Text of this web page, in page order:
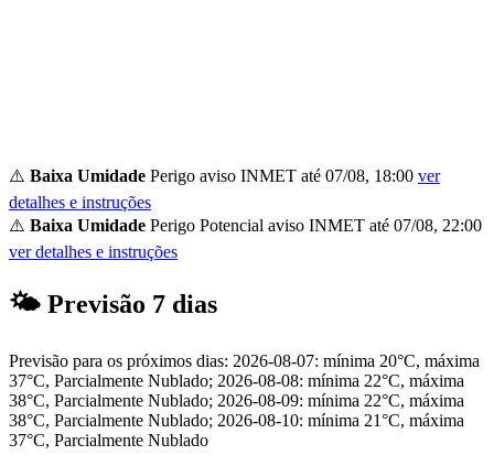
⚠️ Baixa Umidade Perigo aviso INMET até 07/08, 18:00 ver
detalhes e instruções
⚠️ Baixa Umidade Perigo Potencial aviso INMET até 07/08, 22:00
ver detalhes e instruções
🌤 Previsão 7 dias
Previsão para os próximos dias: 2026-08-07: mínima 20°C, máxima
37°C, Parcialmente Nublado; 2026-08-08: mínima 22°C, máxima
38°C, Parcialmente Nublado; 2026-08-09: mínima 22°C, máxima
38°C, Parcialmente Nublado; 2026-08-10: mínima 21°C, máxima
37°C, Parcialmente Nublado